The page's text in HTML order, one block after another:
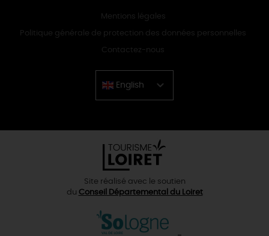
Mentions légales
Politique générale de protection des données personnelles
Contactez-nous
English
Chinese
Site réalisé avec le soutien
du Conseil Départemental du Loiret